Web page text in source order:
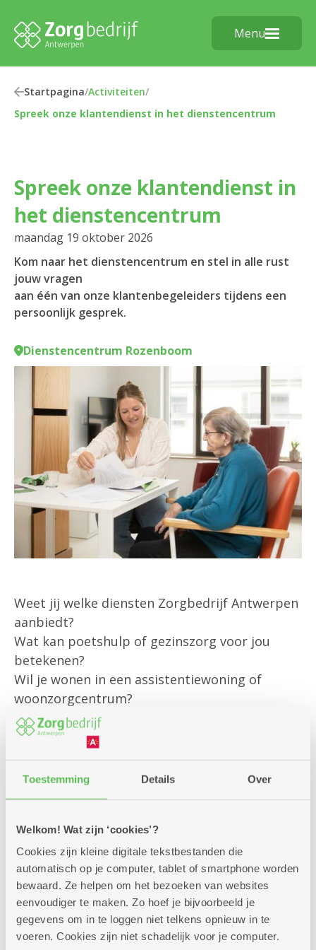
Toestemming Details Over
Welkom! Wat zijn ‘cookies’?
Cookies zijn kleine digitale tekstbestanden die
automatisch op je computer, tablet of smartphone worden
bewaard. Ze helpen om het bezoeken van websites
eenvoudiger te maken. Zo hoef je bijvoorbeeld je
gegevens om in te loggen niet telkens opnieuw in te
voeren. Cookies zijn niet schadelijk voor je computer.
Menu
Startpagina/Activiteiten/
Spreek onze klantendienst in het dienstencentrum
Spreek onze klantendienst in
het dienstencentrum
maandag 19 oktober 2026
Kom naar het dienstencentrum en stel in alle rust
jouw vragen
aan één van onze klantenbegeleiders tijdens een
persoonlijk gesprek.
Dienstencentrum Rozenboom
Weet jij welke diensten Zorgbedrijf Antwerpen
aanbiedt?
Wat kan poetshulp of gezinszorg voor jou
betekenen?
Wil je wonen in een assistentiewoning of
woonzorgcentrum?
Of heb je een andere vraag?
Onze klantenbegeleider is er om jou
persoonlijk te helpen met al jouw vragen rond
bestaande diensten
mogelijkheden die we aanbieden.
Kom gerust langs – we helpen je graag verder!